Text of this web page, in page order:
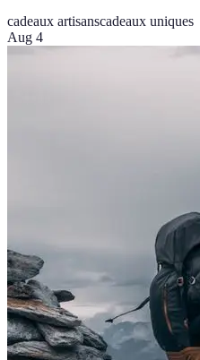
cadeaux artisanscadeaux uniques
Aug 4